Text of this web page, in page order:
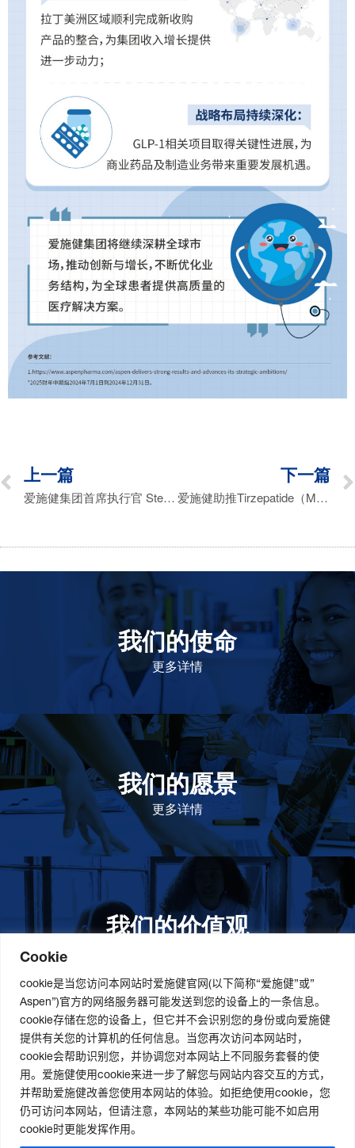
Cookie
cookie是当您访问本网站时爱施健官网(以下简称“爱施健”或”
Aspen”)官方的网络服务器可能发送到您的设备上的一条信息。
cookie存储在您的设备上，但它并不会识别您的身份或向爱施健
提供有关您的计算机的任何信息。当您再次访问本网站时，
cookie会帮助识别您，并协调您对本网站上不同服务套餐的使
用。爱施健使用cookie来进一步了解您与网站内容交互的方式，
并帮助爱施健改善您使用本网站的体验。如拒绝使用cookie，您
仍可访问本网站，但请注意，本网站的某些功能可能不如启用
cookie时更能发挥作用。
上一篇
爱施健集团首席执行官 Stephen Saad先生荣获“终身成就奖”及“年度非洲人物奖”
下一篇
爱施健助推Tirzepatide（Mounjaro®）南非上市，提升患者可及性
我们的使命
更多详情
致力于提高患者的生命健康和质量
我们的愿景
更多详情
作为一个负责任的企业公民，在全球提高优质和患者可
及的药物，传递我们的价值。
我们的价值观
我们的价值观是爱施健存立和发展的基石。集团上下以
此为指引，为实现集团目标而共同奋斗。
关于我们
爱施健集团概况
爱施健中国概况
爱施健商业网络
社会责任
道德与合规管理
社会经济发展项目
曼德拉国际日
职业发展
爱施健中国职业发展
爱施健中国岗位招聘